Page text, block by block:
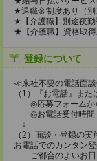
★退職金制度あり（
★【介護職】別途夜
★【介護職】資格取
登録について
≪来社不要の電話面
（1）『お電話』ま
◎応募フォームか
◎お電話受付時間
↓
（2）面談・登録の実
お電話でのカンタン
ご都合のよいお日